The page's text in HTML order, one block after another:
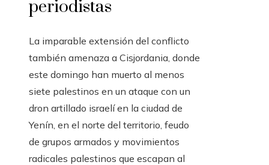
periodistas
La imparable extensión del conflicto
también amenaza a Cisjordania, donde
este domingo han muerto al menos
siete palestinos en un ataque con un
dron artillado israelí en la ciudad de
Yenín, en el norte del territorio, feudo
de grupos armados y movimientos
radicales palestinos que escapan al